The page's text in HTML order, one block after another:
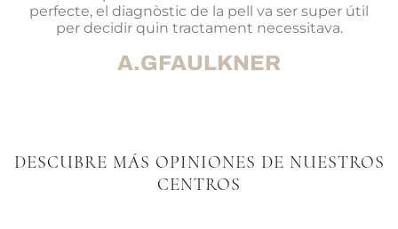
perfecte, el diagnòstic de la pell va ser super útil
per decidir quin tractament necessitava.
A.GFAULKNER
DESCUBRE MÁS OPINIONES DE NUESTROS
CENTROS